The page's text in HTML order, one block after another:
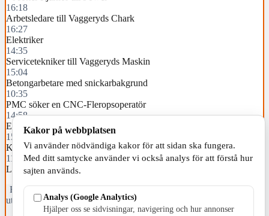
16:18
Arbetsledare till Vaggeryds Chark
16:27
Elektriker
14:35
Servicetekniker till Vaggeryds Maskin
15:04
Betongarbetare med snickarbakgrund
10:35
PMC söker en CNC-Fleropsoperatör
14:58
Elmontör
15:49
Kabe söker fabrikschef till husbilsfabriken
11:00
Lagermedarbetare
Fristående webbtidningsföretag grundat 1991 som sedan 2002 ger
ut tidningen Skillingaryd.nu och 2010 lanserades Värnamo.nu. Från
april 2026 omfattar Skillingaryd.nu tre kommuner: Gnosjö,
Kakor på webbplatsen
Vi använder nödvändiga kakor för att sidan ska fungera.
Med ditt samtycke använder vi också analys för att förstå hur
sajten används.
Analys (Google Analytics)
Hjälper oss se sidvisningar, navigering och hur annonser